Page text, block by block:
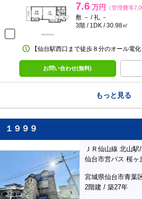
7.6 万円 （管理費等
敷 － / 礼 －
3階 / 1DK / 30.98㎡
【仙台駅西口まで徒歩８分のオール電
お問い合わせ(無料)
もっと見る
１９９９
ＪＲ仙山線 北山駅
仙台市営バス 桜ヶ
宮城県仙台市青葉
2階建 / 築27年